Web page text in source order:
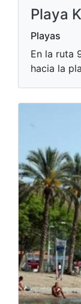
Playa
Playas
En la ruta
hacia la